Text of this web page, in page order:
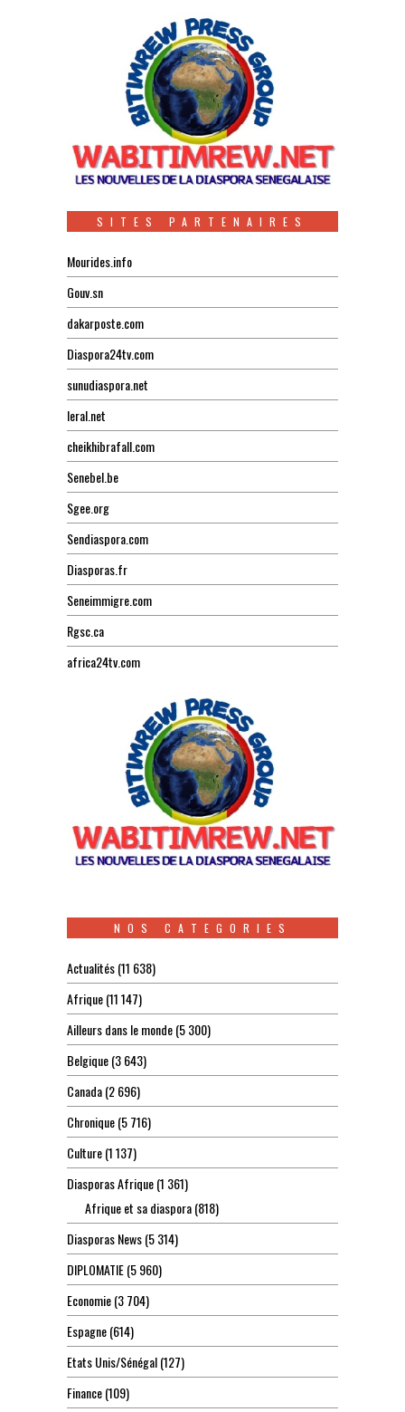
SITES PARTENAIRES
Mourides.info
Gouv.sn
dakarposte.com
Diaspora24tv.com
sunudiaspora.net
leral.net
cheikhibrafall.com
Senebel.be
Sgee.org
Sendiaspora.com
Diasporas.fr
Seneimmigre.com
Rgsc.ca
africa24tv.com
NOS CATEGORIES
Actualités(11 638)
Afrique(11 147)
Ailleurs dans le monde(5 300)
Belgique(3 643)
Canada(2 696)
Chronique(5 716)
Culture(1 137)
Diasporas Afrique(1 361)
Afrique et sa diaspora(818)
Diasporas News(5 314)
DIPLOMATIE(5 960)
Economie(3 704)
Espagne(614)
Etats Unis/Sénégal(127)
Finance(109)